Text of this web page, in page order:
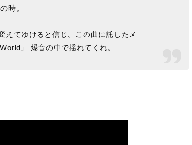
時。
えてゆけると信じ、この曲に託したメ
」 爆音の中で揺れてくれ。